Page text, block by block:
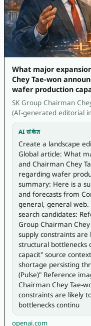
What major
Chey Tae-won
wafer production
SK Group Chairman
(AI-generated editorial
AI संकेत
Create a landscape
Global article: What
and Chairman Chey
regarding wafer
summary: Here is a
and forecasts from
general, general
search candidates:
Group Chairman
supply constraints
structural bottlenecks
capacit" source
shortage persisting
(Pulse)" Reference
Chairman Chey Tae-
constraints are likely
bottlenecks continu
openai.com